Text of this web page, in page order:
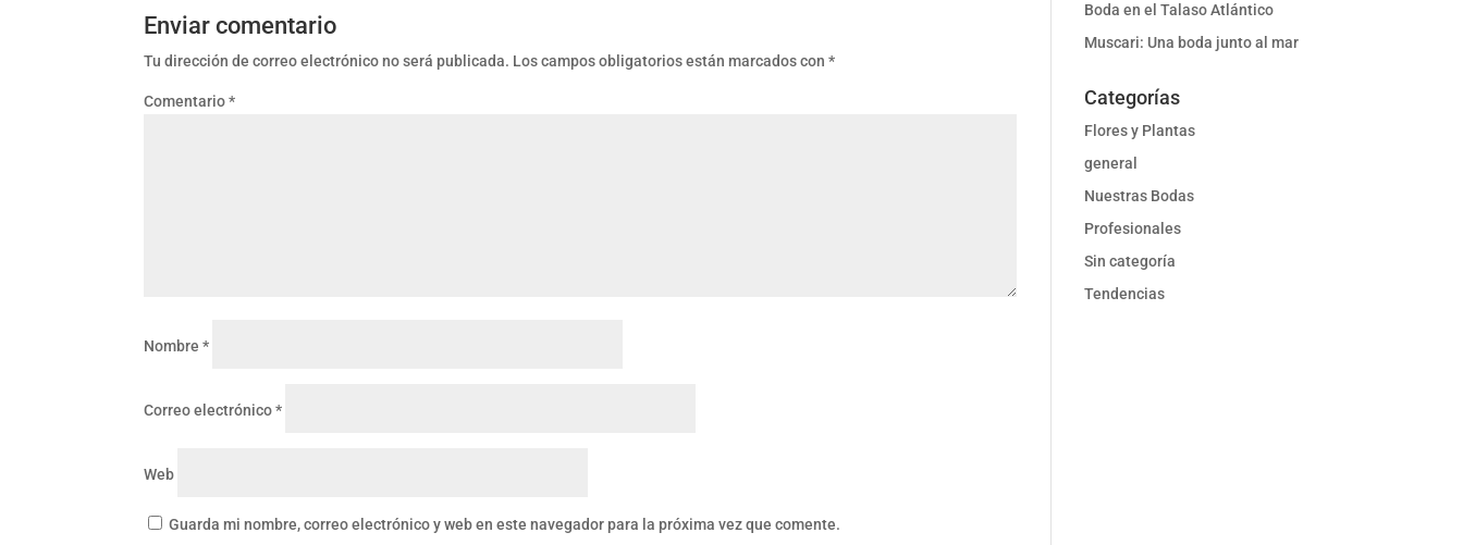
Enviar comentario
Tu dirección de correo electrónico no será publicada. Los campos obligatorios están marcados con *
Comentario*
Nombre *
Correo electrónico*
Web
Guarda mi nombre, correo electrónico y web en este navegador para la próxima vez que comente.
Boda en el Talaso Atlántico
Muscari: Una boda junto al mar
Categorías
Flores y Plantas
general
Nuestras Bodas
Profesionales
Sin categoría
Tendencias